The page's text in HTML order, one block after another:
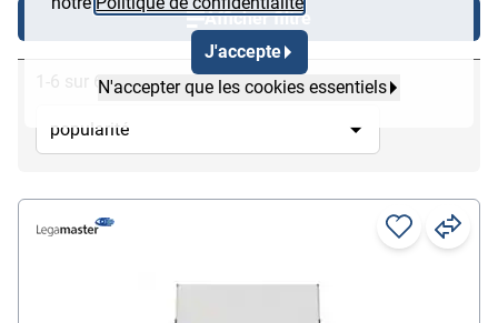
J'accepte
N'accepter que les cookies essentiels
Afficher filtre
1-6 sur 6